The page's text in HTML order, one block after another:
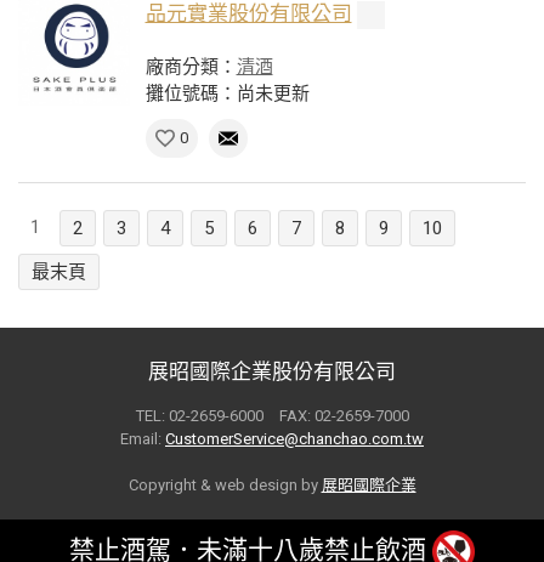
品元實業股份有限公司
廠商分類： 清酒
攤位號碼：尚未更新
0
1 2 3 4 5 6 7 8 9
10
最末頁
展昭國際企業股份有限公司
TEL: 02-2659-6000 FAX: 02-2659-7000
Email: CustomerService@chanchao.com.tw
Copyright & web design by 展昭國際企業
禁止酒駕．未滿十八歲禁止飲酒